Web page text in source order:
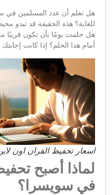
هل تعلم أن عدد المسلمين في
للغاية؟ هذه الحقيقة قد تبدو
هل حلمت يومًا بأن تكون قريبًا
أمام هذا الحلم؟ إذا كانت
اسعار تحفيظ القران اون
لماذا أصبح
في سويسرا؟